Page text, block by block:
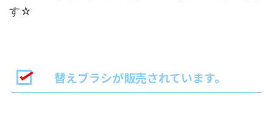
す☆
替えブラシが販売されています。